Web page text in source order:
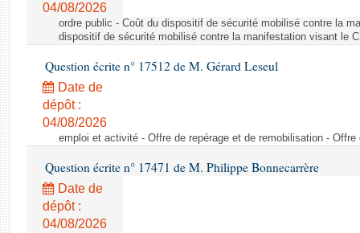
04/08/2026
ordre public - Coût du dispositif de sécurité mobilisé contre la
dispositif de sécurité mobilisé contre la manifestation visant le
Question écrite n° 17512 de M. Gérard Leseul
Date de
dépôt :
04/08/2026
emploi et activité - Offre de repérage et de remobilisation -
Question écrite n° 17471 de M. Philippe Bonnecarrère
Date de
dépôt :
04/08/2026